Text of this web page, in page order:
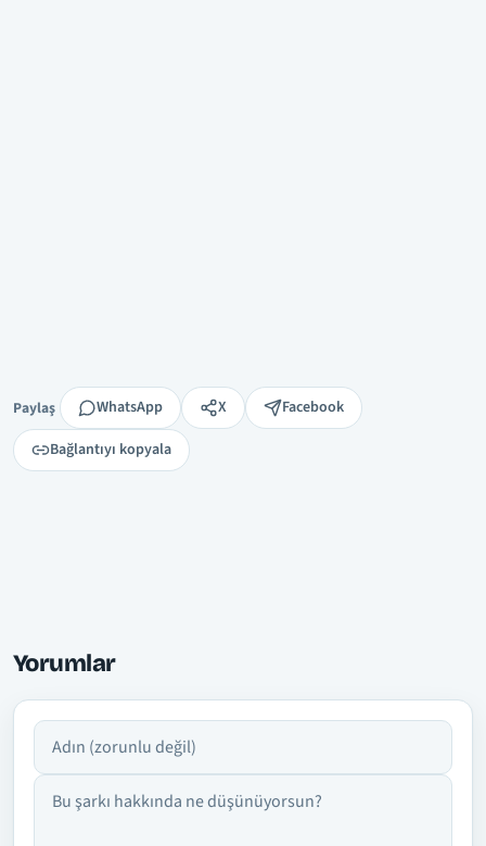
Paylaş
Paylaş WhatsApp X
Facebook
Bağlantıyı kopyala
Yorumlar
Adın
Yorumun